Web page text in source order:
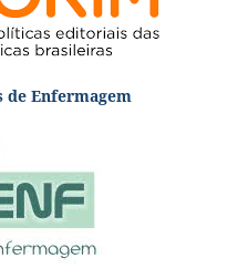
de Enfermagem